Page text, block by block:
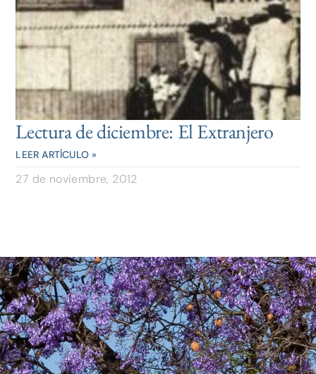
Lectura de diciembre: El Extranjero
LEER ARTÍCULO »
27 de noviembre, 2012